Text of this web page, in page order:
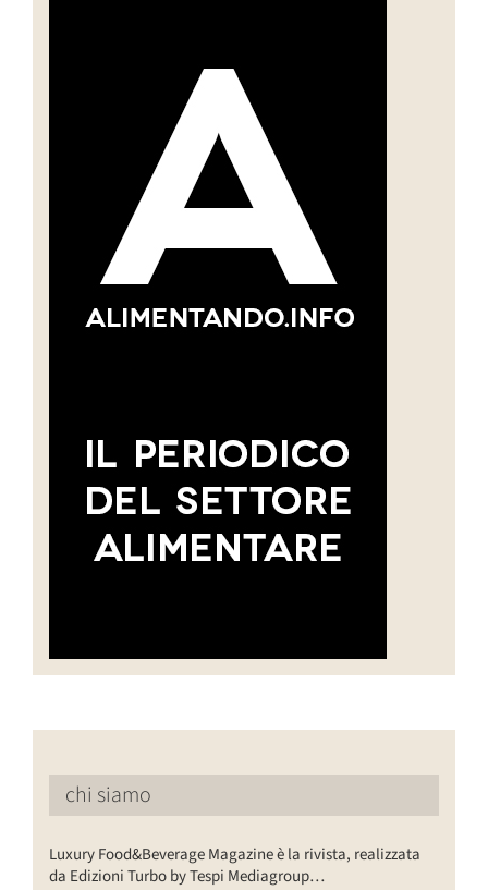
chi siamo
Luxury Food&Beverage Magazine è la rivista, realizzata
da Edizioni Turbo by Tespi Mediagroup…